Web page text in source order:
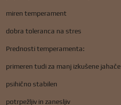
miren temperament
dobra toleranca na stres
Prednosti temperamenta:
primeren tudi za manj izkušene jahače
psihično stabilen
potrpežljiv in zanesljiv